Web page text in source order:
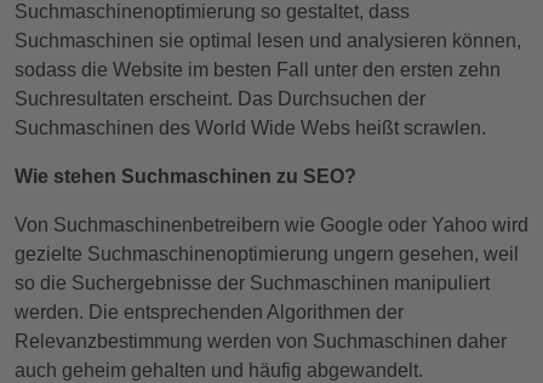
Suchmaschinenoptimierung so gestaltet, dass
Suchmaschinen sie optimal lesen und analysieren können,
sodass die Website im besten Fall unter den ersten zehn
Suchresultaten erscheint. Das Durchsuchen der
Suchmaschinen des World Wide Webs heißt scrawlen.
Wie stehen Suchmaschinen zu SEO?
Von Suchmaschinenbetreibern wie Google oder Yahoo wird
gezielte Suchmaschinenoptimierung ungern gesehen, weil
so die Suchergebnisse der Suchmaschinen manipuliert
werden. Die entsprechenden Algorithmen der
Relevanzbestimmung werden von Suchmaschinen daher
auch geheim gehalten und häufig abgewandelt.